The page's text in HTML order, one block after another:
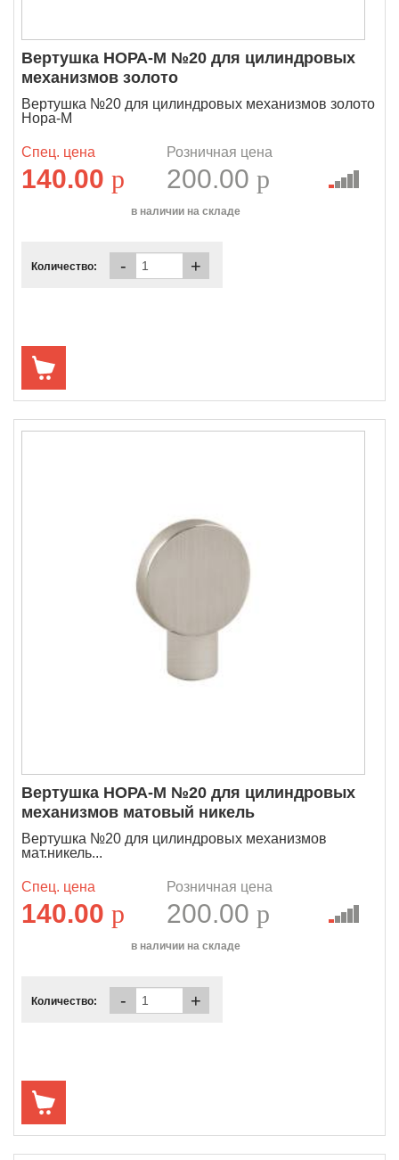
Вертушка НОРА-М №20 для цилиндровых
механизмов золото
Вертушка №20 для цилиндровых механизмов золото
Нора-М
Спец. цена
140.00 p
Розничная цена
200.00 p
в наличии на складе
Количество: - +
Вертушка НОРА-М №20 для цилиндровых
механизмов матовый никель
Вертушка №20 для цилиндровых механизмов
мат.никель...
Спец. цена
140.00 p
Розничная цена
200.00 p
в наличии на складе
Количество: - +